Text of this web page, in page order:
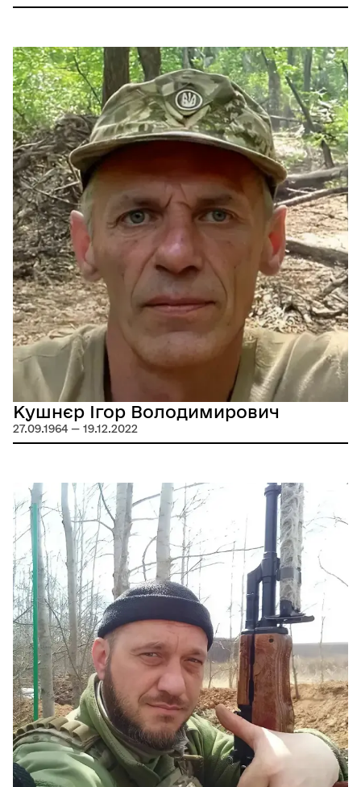
Кушнєр Ігор Володимирович
27.09.1964 — 19.12.2022